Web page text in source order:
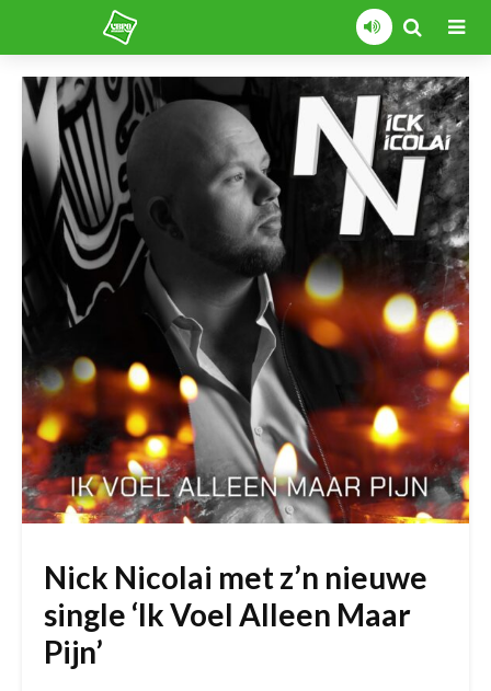
Nick Nicolai met z’n nieuwe
single ‘Ik Voel Alleen Maar
Pijn’